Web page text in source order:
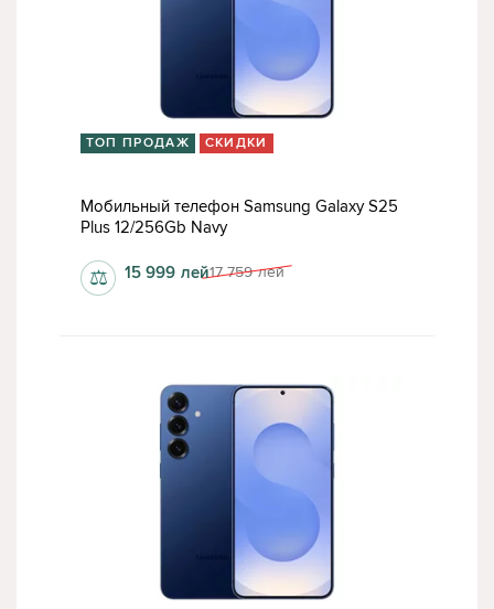
ТОП ПРОДАЖ СКИДКИ
Мобильный телефон Samsung Galaxy S25
Plus 12/256Gb Navy
17 759 лей
15 999 лей
⚖